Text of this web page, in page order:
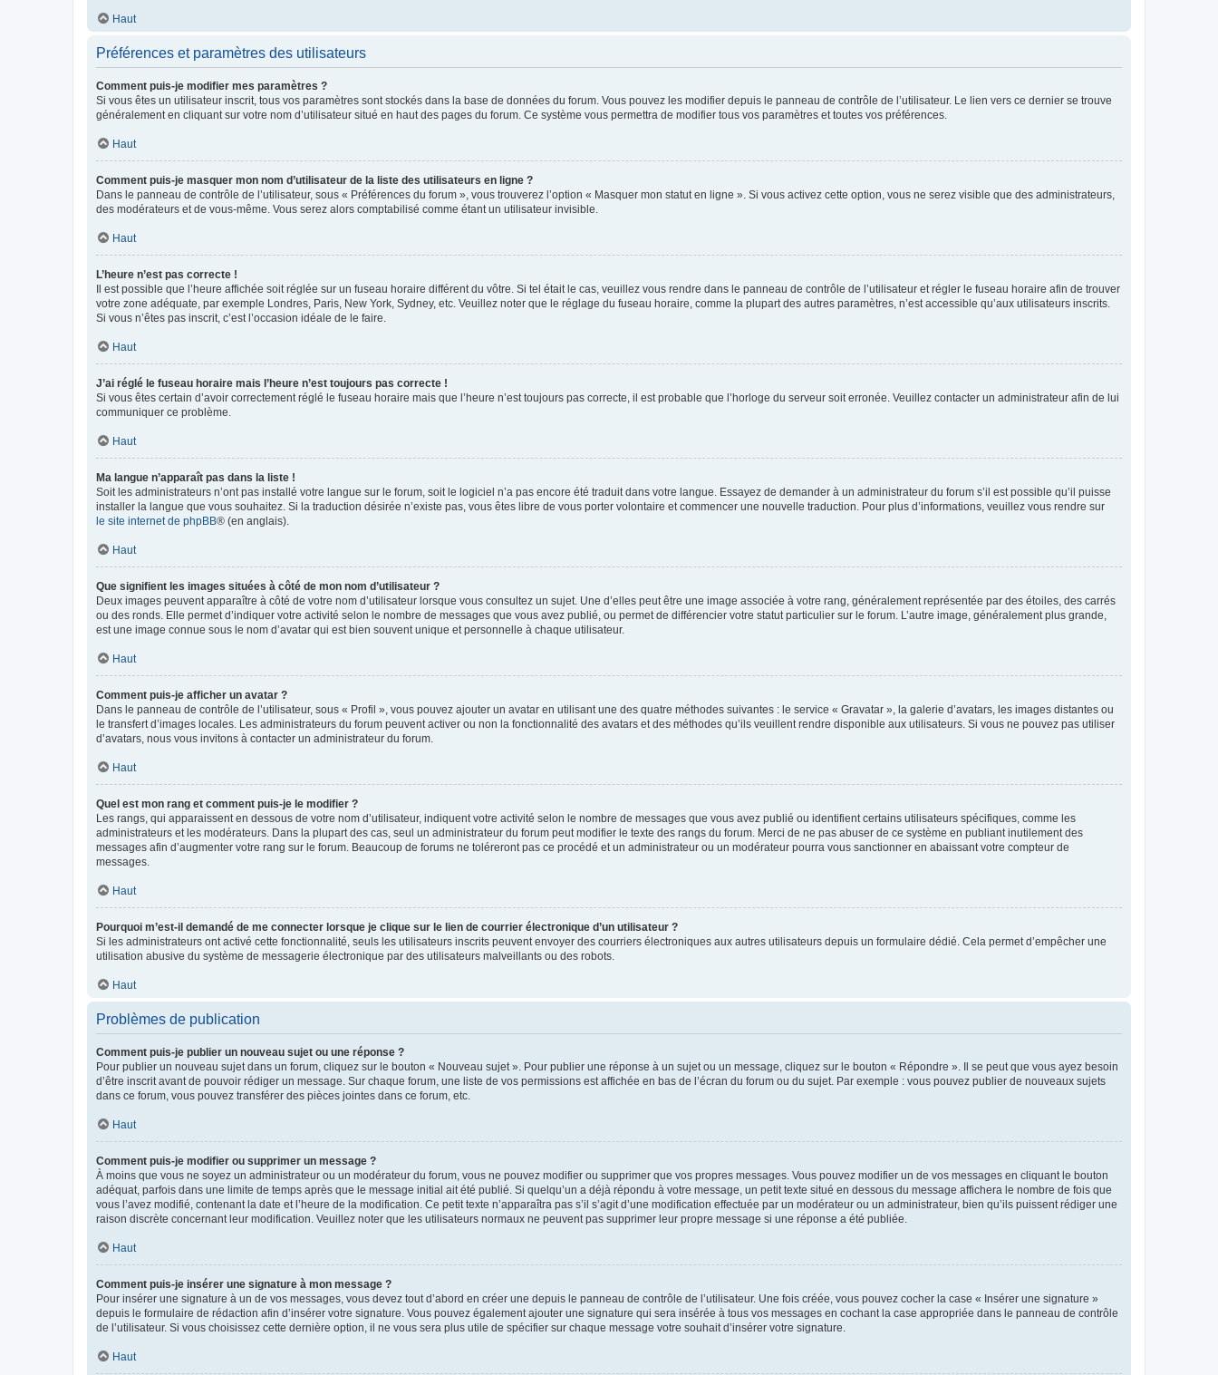
Haut
Préférences et paramètres des utilisateurs
Comment puis-je modifier mes paramètres ?
Si vous êtes un utilisateur inscrit, tous vos paramètres sont stockés dans la base de données du forum. Vous pouvez les modifier depuis le panneau de contrôle de l’utilisateur. Le lien vers ce dernier se trouve
généralement en cliquant sur votre nom d’utilisateur situé en haut des pages du forum. Ce système vous permettra de modifier tous vos paramètres et toutes vos préférences.
Haut
Comment puis-je masquer mon nom d’utilisateur de la liste des utilisateurs en ligne ?
Dans le panneau de contrôle de l’utilisateur, sous « Préférences du forum », vous trouverez l’option « Masquer mon statut en ligne ». Si vous activez cette option, vous ne serez visible que des administrateurs,
des modérateurs et de vous-même. Vous serez alors comptabilisé comme étant un utilisateur invisible.
Haut
L’heure n’est pas correcte !
Il est possible que l’heure affichée soit réglée sur un fuseau horaire différent du vôtre. Si tel était le cas, veuillez vous rendre dans le panneau de contrôle de l’utilisateur et régler le fuseau horaire afin de trouver
votre zone adéquate, par exemple Londres, Paris, New York, Sydney, etc. Veuillez noter que le réglage du fuseau horaire, comme la plupart des autres paramètres, n’est accessible qu’aux utilisateurs inscrits.
Si vous n’êtes pas inscrit, c’est l’occasion idéale de le faire.
Haut
J’ai réglé le fuseau horaire mais l’heure n’est toujours pas correcte !
Si vous êtes certain d’avoir correctement réglé le fuseau horaire mais que l’heure n’est toujours pas correcte, il est probable que l’horloge du serveur soit erronée. Veuillez contacter un administrateur afin de lui
communiquer ce problème.
Haut
Ma langue n’apparaît pas dans la liste !
Soit les administrateurs n’ont pas installé votre langue sur le forum, soit le logiciel n’a pas encore été traduit dans votre langue. Essayez de demander à un administrateur du forum s’il est possible qu’il puisse
installer la langue que vous souhaitez. Si la traduction désirée n’existe pas, vous êtes libre de vous porter volontaire et commencer une nouvelle traduction. Pour plus d’informations, veuillez vous rendre sur
le site internet de phpBB® (en anglais).
Haut
Que signifient les images situées à côté de mon nom d’utilisateur ?
Deux images peuvent apparaître à côté de votre nom d’utilisateur lorsque vous consultez un sujet. Une d’elles peut être une image associée à votre rang, généralement représentée par des étoiles, des carrés
ou des ronds. Elle permet d’indiquer votre activité selon le nombre de messages que vous avez publié, ou permet de différencier votre statut particulier sur le forum. L’autre image, généralement plus grande,
est une image connue sous le nom d’avatar qui est bien souvent unique et personnelle à chaque utilisateur.
Haut
Comment puis-je afficher un avatar ?
Dans le panneau de contrôle de l’utilisateur, sous « Profil », vous pouvez ajouter un avatar en utilisant une des quatre méthodes suivantes : le service « Gravatar », la galerie d’avatars, les images distantes ou
le transfert d’images locales. Les administrateurs du forum peuvent activer ou non la fonctionnalité des avatars et des méthodes qu’ils veuillent rendre disponible aux utilisateurs. Si vous ne pouvez pas utiliser
d’avatars, nous vous invitons à contacter un administrateur du forum.
Haut
Quel est mon rang et comment puis-je le modifier ?
Les rangs, qui apparaissent en dessous de votre nom d’utilisateur, indiquent votre activité selon le nombre de messages que vous avez publié ou identifient certains utilisateurs spécifiques, comme les
administrateurs et les modérateurs. Dans la plupart des cas, seul un administrateur du forum peut modifier le texte des rangs du forum. Merci de ne pas abuser de ce système en publiant inutilement des
messages afin d’augmenter votre rang sur le forum. Beaucoup de forums ne toléreront pas ce procédé et un administrateur ou un modérateur pourra vous sanctionner en abaissant votre compteur de
messages.
Haut
Pourquoi m’est-il demandé de me connecter lorsque je clique sur le lien de courrier électronique d’un utilisateur ?
Si les administrateurs ont activé cette fonctionnalité, seuls les utilisateurs inscrits peuvent envoyer des courriers électroniques aux autres utilisateurs depuis un formulaire dédié. Cela permet d’empêcher une
utilisation abusive du système de messagerie électronique par des utilisateurs malveillants ou des robots.
Haut
Problèmes de publication
Comment puis-je publier un nouveau sujet ou une réponse ?
Pour publier un nouveau sujet dans un forum, cliquez sur le bouton « Nouveau sujet ». Pour publier une réponse à un sujet ou un message, cliquez sur le bouton « Répondre ». Il se peut que vous ayez besoin
d’être inscrit avant de pouvoir rédiger un message. Sur chaque forum, une liste de vos permissions est affichée en bas de l’écran du forum ou du sujet. Par exemple : vous pouvez publier de nouveaux sujets
dans ce forum, vous pouvez transférer des pièces jointes dans ce forum, etc.
Haut
Comment puis-je modifier ou supprimer un message ?
À moins que vous ne soyez un administrateur ou un modérateur du forum, vous ne pouvez modifier ou supprimer que vos propres messages. Vous pouvez modifier un de vos messages en cliquant le bouton
adéquat, parfois dans une limite de temps après que le message initial ait été publié. Si quelqu’un a déjà répondu à votre message, un petit texte situé en dessous du message affichera le nombre de fois que
vous l’avez modifié, contenant la date et l’heure de la modification. Ce petit texte n’apparaîtra pas s’il s’agit d’une modification effectuée par un modérateur ou un administrateur, bien qu’ils puissent rédiger une
raison discrète concernant leur modification. Veuillez noter que les utilisateurs normaux ne peuvent pas supprimer leur propre message si une réponse a été publiée.
Haut
Comment puis-je insérer une signature à mon message ?
Pour insérer une signature à un de vos messages, vous devez tout d’abord en créer une depuis le panneau de contrôle de l’utilisateur. Une fois créée, vous pouvez cocher la case « Insérer une signature »
depuis le formulaire de rédaction afin d’insérer votre signature. Vous pouvez également ajouter une signature qui sera insérée à tous vos messages en cochant la case appropriée dans le panneau de contrôle
de l’utilisateur. Si vous choisissez cette dernière option, il ne vous sera plus utile de spécifier sur chaque message votre souhait d’insérer votre signature.
Haut